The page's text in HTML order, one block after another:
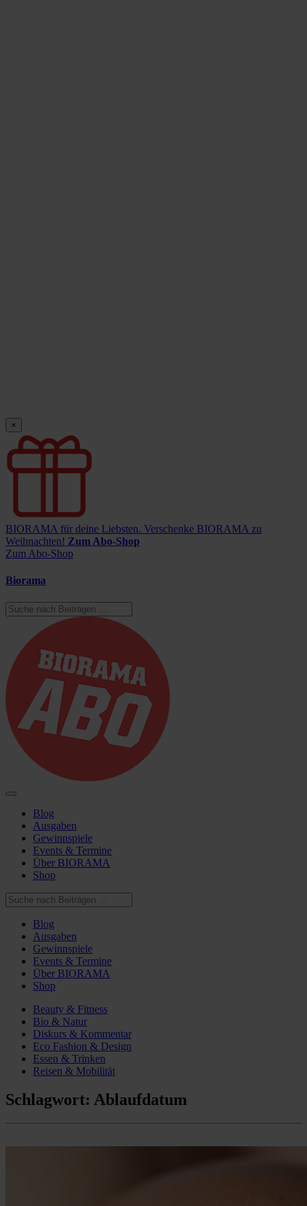
×
BIORAMA für deine Liebsten. Verschenke BIORAMA zu
Weihnachten! Zum Abo-Shop
Zum Abo-Shop
Biorama
Blog
Ausgaben
Gewinnspiele
Events & Termine
Über BIORAMA
Shop
Blog
Ausgaben
Gewinnspiele
Events & Termine
Über BIORAMA
Shop
Beauty & Fitness
Bio & Natur
Diskurs & Kommentar
Eco Fashion & Design
Essen & Trinken
Reisen & Mobilität
Schlagwort: Ablaufdatum